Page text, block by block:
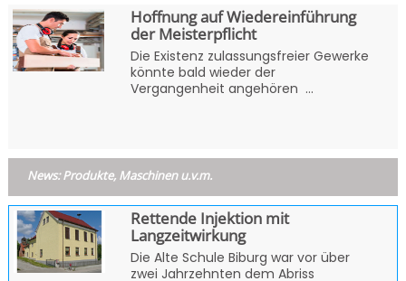
Hoffnung auf Wiedereinführung
der Meisterpflicht
Die Existenz zulassungsfreier Gewerke
könnte bald wieder der
Vergangenheit angehören ...
News: Produkte, Maschinen u.v.m.
Rettende Injektion mit
Langzeitwirkung
Die Alte Schule Biburg war vor über
zwei Jahrzehnten dem Abriss